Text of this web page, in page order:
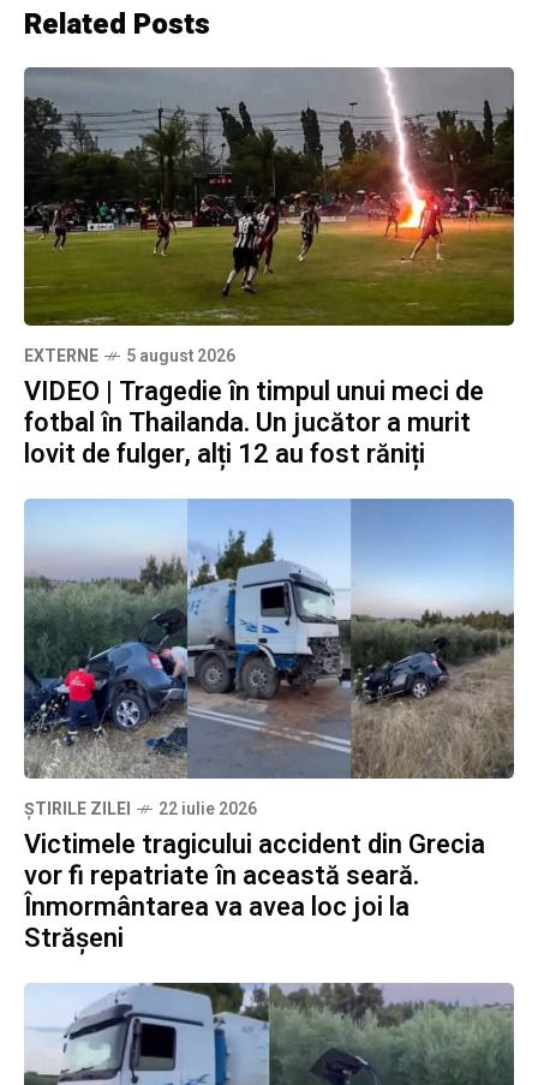
Related Posts
EXTERNE 5 august 2026
VIDEO | Tragedie în timpul unui meci de
fotbal în Thailanda. Un jucător a murit
lovit de fulger, alți 12 au fost răniți
ȘTIRILE ZILEI 22 iulie 2026
Victimele tragicului accident din Grecia
vor fi repatriate în această seară.
Înmormântarea va avea loc joi la
Strășeni